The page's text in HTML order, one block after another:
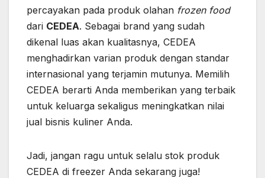
percayakan pada produk olahan frozen food
dari CEDEA. Sebagai brand yang sudah
dikenal luas akan kualitasnya, CEDEA
menghadirkan varian produk dengan standar
internasional yang terjamin mutunya. Memilih
CEDEA berarti Anda memberikan yang terbaik
untuk keluarga sekaligus meningkatkan nilai
jual bisnis kuliner Anda.
Jadi, jangan ragu untuk selalu stok produk
CEDEA di freezer Anda sekarang juga!